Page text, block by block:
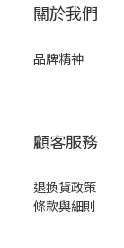
關於我們
品牌精神
顧客服務
退換貨政策
條款與細則